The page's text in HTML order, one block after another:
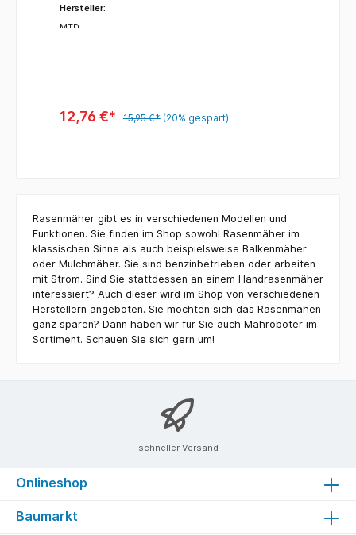
Hersteller:
MTD
12,76 €* 15,95 €* (20% gespart)
Rasenmäher gibt es in verschiedenen Modellen und
Funktionen. Sie finden im Shop sowohl Rasenmäher im
klassischen Sinne als auch beispielsweise Balkenmäher
oder Mulchmäher. Sie sind benzinbetrieben oder arbeiten
mit Strom. Sind Sie stattdessen an einem Handrasenmäher
interessiert? Auch dieser wird im Shop von verschiedenen
Herstellern angeboten. Sie möchten sich das Rasenmähen
ganz sparen? Dann haben wir für Sie auch Mähroboter im
Sortiment. Schauen Sie sich gern um!
schneller Versand
Onlineshop
Baumarkt